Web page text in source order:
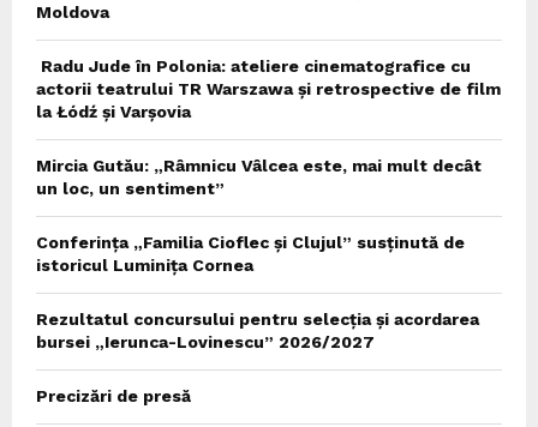
Moldova
Radu Jude în Polonia: ateliere cinematografice cu
actorii teatrului TR Warszawa și retrospective de film
la Łódź și Varșovia
Mircia Gutău: „Râmnicu Vâlcea este, mai mult decât
un loc, un sentiment”
Conferința „Familia Cioflec și Clujul” susținută de
istoricul Luminița Cornea
Rezultatul concursului pentru selecția și acordarea
bursei „Ierunca-Lovinescu” 2026/2027
Precizări de presă